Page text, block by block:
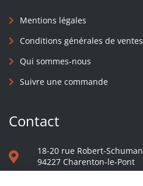
Mentions légales
Conditions générales de ventes
Qui sommes-nous
Suivre une commande
Contact
18-20 rue Robert-Schuman
94227 Charenton-le-Pont